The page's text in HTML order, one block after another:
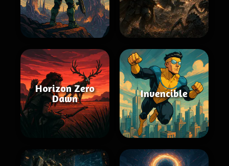
Horizon Zero
Dawn
Invencible